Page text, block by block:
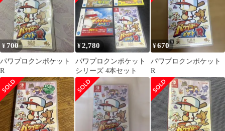
¥700
パワプロクンポケット
R
¥2,780
パワプロクンポケット
シリーズ 4本セット
¥670
パワプロクンポケット
R